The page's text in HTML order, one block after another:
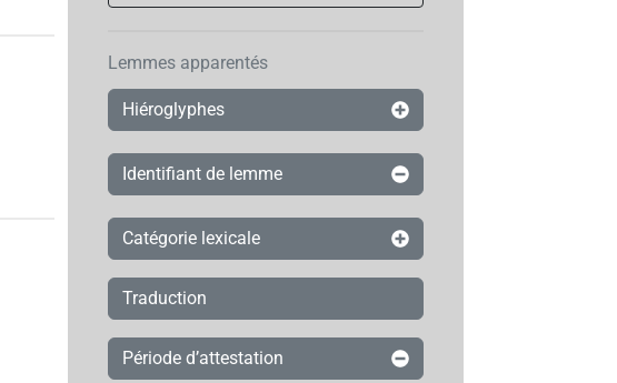
Lemmes apparentés
Hiéroglyphes
Identifiant de lemme
Catégorie lexicale
Traduction
Période d’attestation